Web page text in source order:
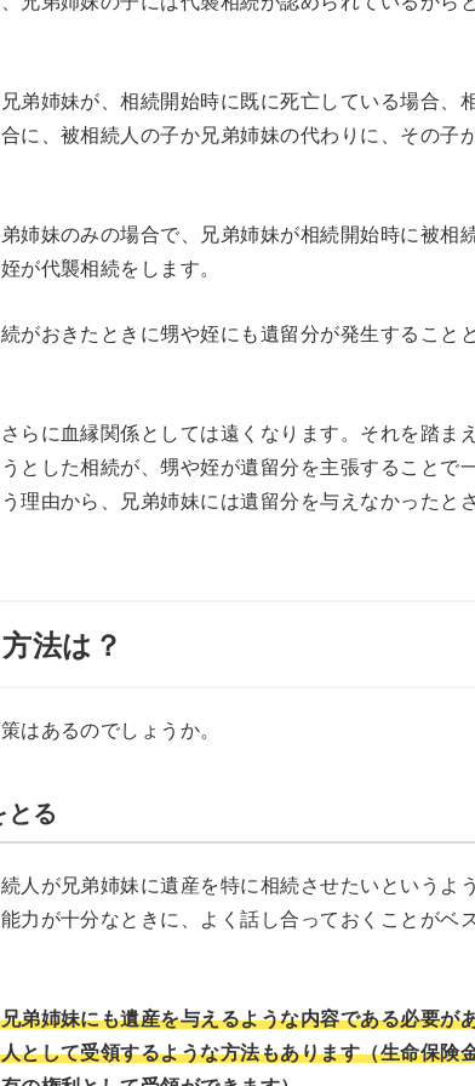
弟姉妹が、相続開始時に既に死亡している場合、
に、被相続人の子か兄弟姉妹の代わりに、その子
妹のみの場合で、兄弟姉妹が相続開始時に被相
が代襲相続をします。
がおきたときに甥や姪にも遺留分が発生することと
らに血縁関係としては遠くなります。それを踏まえ
とした相続が、甥や姪が遺留分を主張することで
理由から、兄弟姉妹には遺留分を与えなかったとさ
法は？
はあるのでしょうか。
る
人が兄弟姉妹に遺産を特に相続させたいというよう
力が十分なときに、よく話し合っておくことがベ
弟姉妹にも遺産を与えるような内容である必要が
として受領するような方法もあります（生命保険